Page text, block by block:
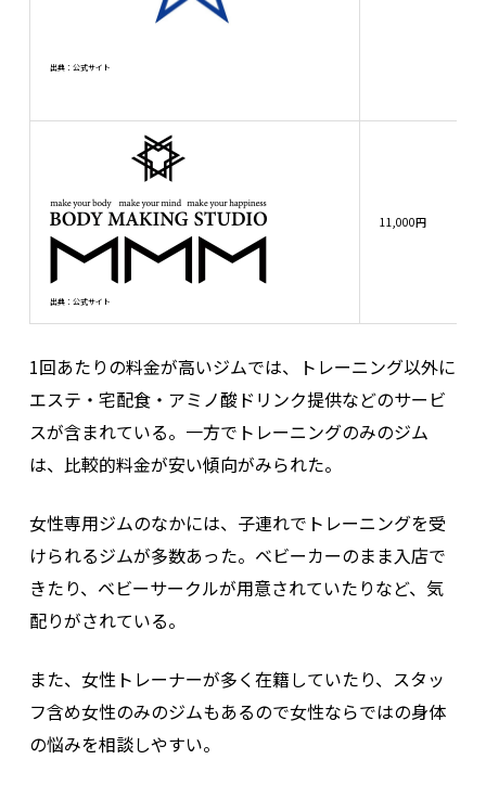
出典：公式サイト
出典：公式サイト
11,000円
1回あたりの料金が高いジムでは、トレーニング以外に
エステ・宅配食・アミノ酸ドリンク提供などのサービ
スが含まれている。一方でトレーニングのみのジム
は、比較的料金が安い傾向がみられた。
女性専用ジムのなかには、子連れでトレーニングを受
けられるジムが多数あった。ベビーカーのまま入店で
きたり、ベビーサークルが用意されていたりなど、気
配りがされている。
また、女性トレーナーが多く在籍していたり、スタッ
フ含め女性のみのジムもあるので女性ならではの身体
の悩みを相談しやすい。